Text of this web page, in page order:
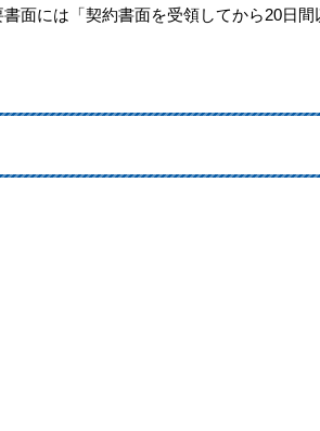
面には「契約書面を受領してから20日間